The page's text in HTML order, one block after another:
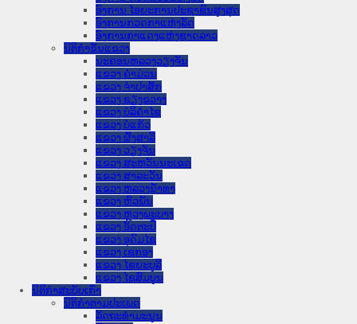
ອົງການ ໄອຍະການປະຊາຊົນສູງສຸດ
ອົງການກວດກາແຫ່ງລັດ
ອົງການກາແດງແຫ່ງຊາດລາວ
ນິຕິກໍາຂັ້ນແຂວງ
ນະ​ຄອນ​ຫລວງວຽງຈັນ
ແຂວງ ຄໍາມ່ວນ
ແຂວງ ຈໍາປາສັກ
ແຂວງ ຊຽງຂວາງ
ແຂວງ ບໍລິຄໍາໄຊ
ແຂວງ ບໍ່ແກ້ວ
ແຂວງ ຜົ້ງສາລີ
ແຂວງ ວຽງຈັນ
ແຂວງ ສະຫວັນນະເຂດ
ແຂວງ ສາລະວັນ
ແຂວງ ຫລວງນໍ້າທາ
ແຂວງ ຫົວພັນ
ແຂວງ ຫຼວງພະບາງ
ແຂວງ ອັດຕະປື
ແຂວງ ອຸດົມໄຊ
ແຂວງ ເຊກອງ
ແຂວງ ໄຊຍະບູລີ
ແຂວງ ໄຊສົມບູນ
ນິຕິກໍາສະບັບເກົ່າ
ນິຕິກຳຕາມປະເພດ
ລັດຖະທໍາມະນູນ